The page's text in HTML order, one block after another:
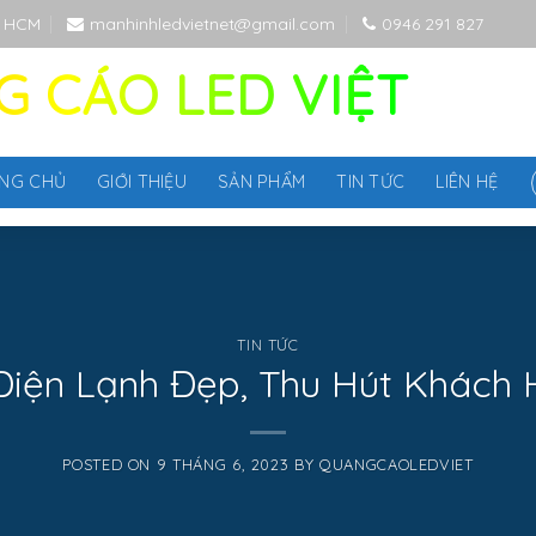
manhinhledvietnet@gmail.com 0946 291 827
CÁO LED VIỆT
CHỦ GIỚI THIỆU SẢN PHẨM TIN TỨC LIÊN HỆ
TIN TỨC
Lạnh Đẹp, Thu Hút
POSTED ON 9 THÁNG 6, 2023 BYQUANGCAOLEDVIET